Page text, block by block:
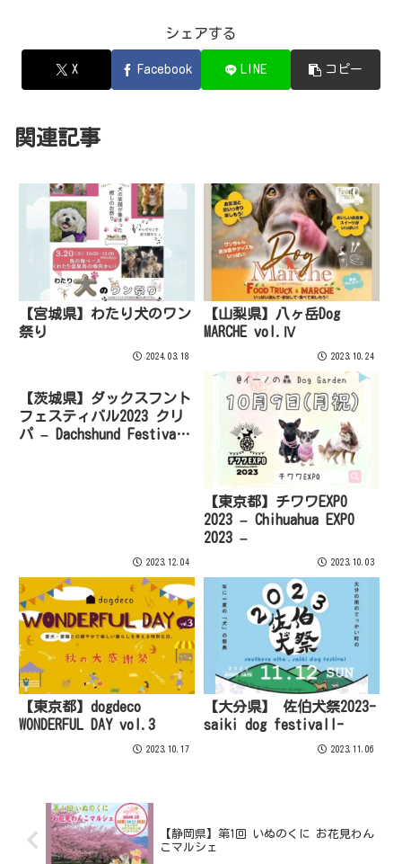
シェアする
X Facebook LINE コピー
関連記事
【宮城県】わたり犬のワン
祭り
2024.03.18
【山梨県】八ヶ岳Dog
MARCHE vol.Ⅳ
2023.10.24
【茨城県】ダックスフント
フェスティバル2023 クリ
パ – Dachshund Festival
2023.12.04
【東京都】チワワEXPO
2023 – Chihuahua EXPO
2023 –
2023.10.03
【東京都】dogdeco
WONDERFUL DAY vol.3
2023.10.17
【大分県】 佐伯犬祭2023-
saiki dog festivall-
2023.11.06
【静岡県】第1回 いぬのくに お花見わん
こマルシェ